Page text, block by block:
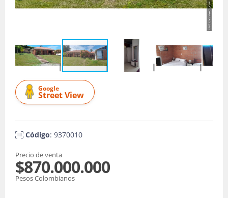
Google
Street View
Código: 9370010
Precio de venta
$870.000.000
Pesos Colombianos